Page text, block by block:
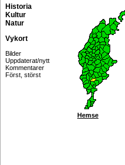
Historia
Kultur
Natur
Vykort
Bilder
Uppdaterat/nytt
Kommentarer
Först, störst
Hemse